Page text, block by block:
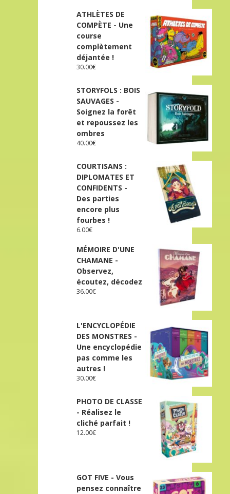
ATHLÈTES DE
COMPÈTE - Une
course
complètement
déjantée !
30.00€
STORYFOLS : BOIS
SAUVAGES -
Soignez la forêt
et repoussez les
ombres
40.00€
COURTISANS :
DIPLOMATES ET
CONFIDENTS -
Des parties
encore plus
fourbes !
6.00€
MÉMOIRE D'UNE
CHAMANE -
Observez,
écoutez, décodez
36.00€
L'ENCYCLOPÉDIE
DES MONSTRES -
Une encyclopédie
pas comme les
autres !
30.00€
PHOTO DE CLASSE
- Réalisez le
cliché parfait !
12.00€
GOT FIVE - Vous
pensez connaître